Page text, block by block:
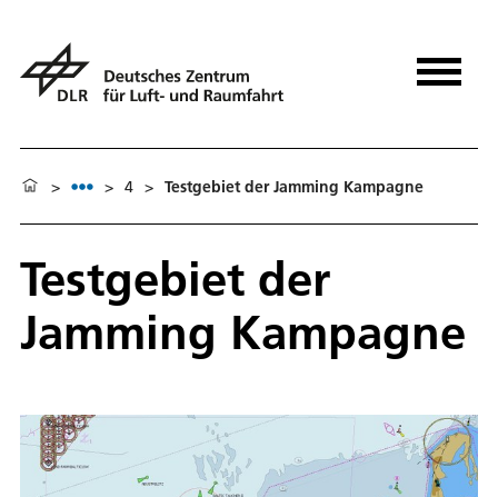
> > 4 > Testgebiet der Jamming Kampagne
Testgebiet der
Jamming Kampagne